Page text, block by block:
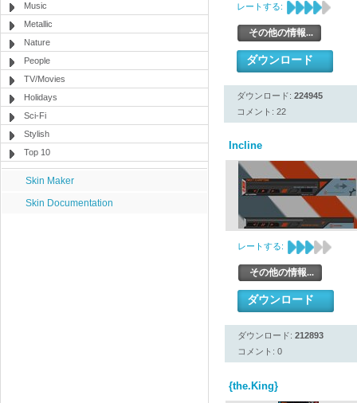
Music
Metallic
Nature
People
TV/Movies
Holidays
Sci-Fi
Stylish
Top 10
Skin Maker
Skin Documentation
レートする:
その他の情報...
ダウンロード
ダウンロード: 224945
コメント: 22
Incline
レートする:
その他の情報...
ダウンロード
ダウンロード: 212893
コメント: 0
{the.King}